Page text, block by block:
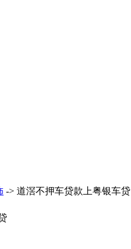
-> 道滘不押车贷款上粤银车贷